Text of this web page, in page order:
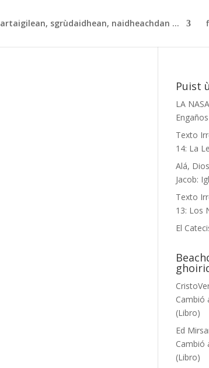
artaigilean, sgrùdaidhean, naidheachdan ...
Puist
LA
Texto
14: La
Alá,
Jacob:
Texto
13: Los
El
Cambió
(Libro)
Ed
Cambió
(Libro)